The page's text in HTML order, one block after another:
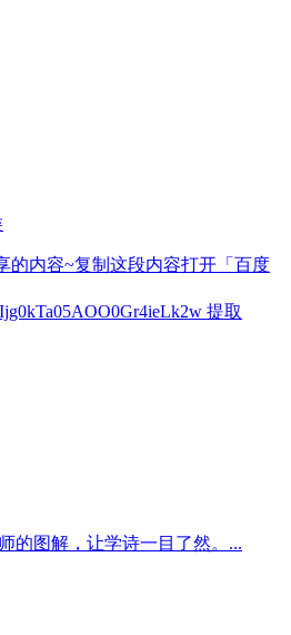
的内容~复制这段内容打开「百度
提取
的图解，让学诗一目了然。...